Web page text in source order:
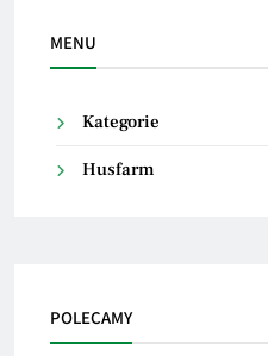
MENU
Kategorie
Husfarm
POLECAMY